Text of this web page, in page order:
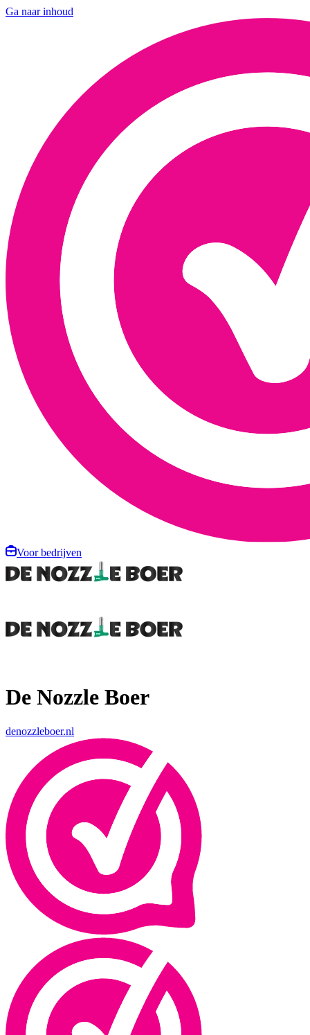
Ga naar inhoud
Voor bedrijven
De Nozzle Boer
denozzleboer.nl